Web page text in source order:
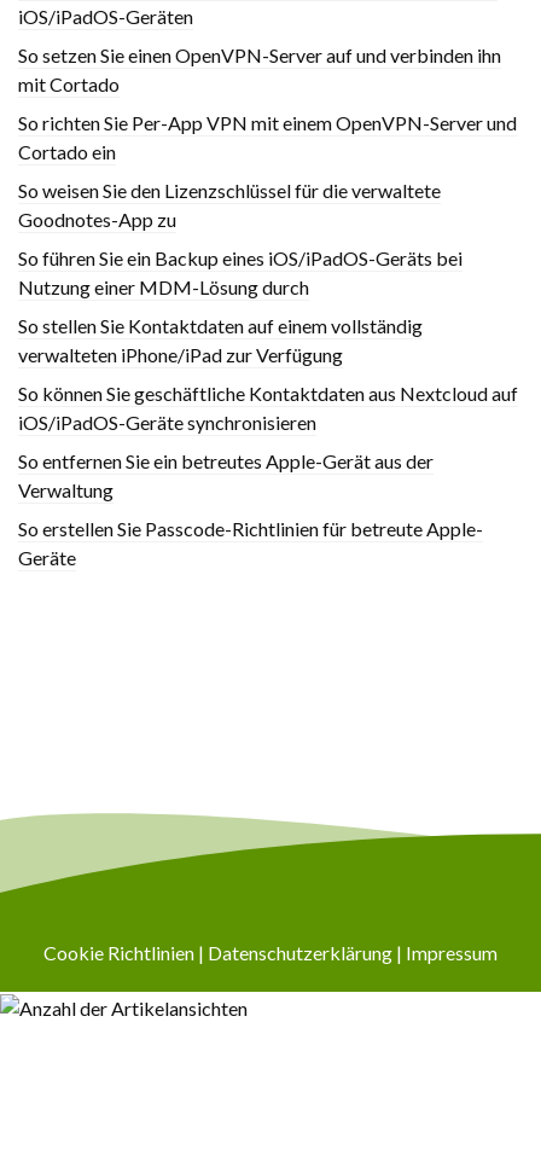
iOS/iPadOS-Geräten
So setzen Sie einen OpenVPN-Server auf und verbinden ihn
mit Cortado
So richten Sie Per-App VPN mit einem OpenVPN-Server und
Cortado ein
So weisen Sie den Lizenzschlüssel für die verwaltete
Goodnotes-App zu
So führen Sie ein Backup eines iOS/iPadOS-Geräts bei
Nutzung einer MDM-Lösung durch
So stellen Sie Kontaktdaten auf einem vollständig
verwalteten iPhone/iPad zur Verfügung
So können Sie geschäftliche Kontaktdaten aus Nextcloud auf
iOS/iPadOS-Geräte synchronisieren
So entfernen Sie ein betreutes Apple-Gerät aus der
Verwaltung
So erstellen Sie Passcode-Richtlinien für betreute Apple-
Geräte
Cookie Richtlinien | Datenschutzerklärung | Impressum